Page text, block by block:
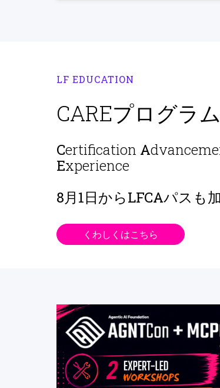
LF EDUCATION
CAREプログラ
Certification A
Experience
8月1日からLFCAパスも
くわしくはこちら